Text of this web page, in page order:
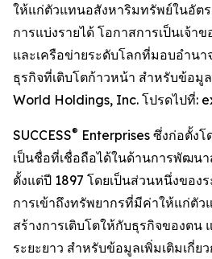
ให้แก่ตัวแทนอสังหาริมทรัพย์ในอัต
การแบ่งรายได้ โอกาสการเป็นเจ้า
และเครือข่ายระดับโลกที่มอบอำนา
ธุรกิจที่เติบโตก้าวหน้า สำหรับข้อมูล
World Holdings, Inc. โปรดไปที่:
SUCCESS® Enterprises ซึ่งก่อตั้งโ
เป็นชื่อที่เชื่อถือได้ในด้านการพัฒน
ตั้งแต่ปี 1897 โดยเป็นส่วนหนึ่งของ
การเข้าถึงทรัพยากรที่มีค่าให้แก่ตัว
สร้างการเติบโตให้กับธุรกิจของตน
ระยะยาว สำหรับข้อมูลเพิ่มเติมเกี่ย